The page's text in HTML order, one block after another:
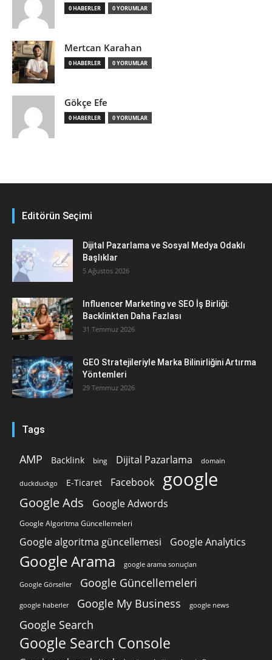
0 HABERLER 0 YORUMLAR
Mertcan Karahan
0 HABERLER 0 YORUMLAR
Gökçe Efe
0 HABERLER 0 YORUMLAR
Editörün Seçimi
Dijital Pazarlama ve Sosyal Medya Odaklı
Başlıklar
5 Ağustos 2026
Influencer Marketing ve SEO İş Birliği:
Backlinkten Daha Fazlası
31 Temmuz 2026
GEO Stratejileriyle Marka Bilinirliğini Artırma
Yöntemleri
29 Temmuz 2026
Tags
AMP Backlink bing Dijital Pazarlama domain
duckduckgo E-Ticaret Facebook google
Google Ads Google Adwords
Google Algoritma Güncellemeleri
Google algoritma güncellemesi Google Analytics
Google Arama google arama sonuçları
Google Görseller Google Güncellemeleri
google haberler Google My Business google news
Google Search
Google Search Console